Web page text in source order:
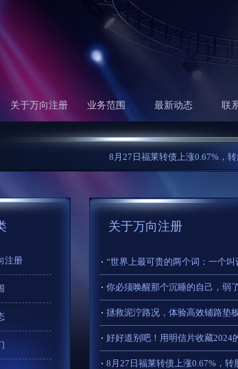
关于万向注册 业务范围 最新动态 联
8月27日福莱转债上涨0.67%，转股
注册
关于万向注册
拯救泥泞路况，体验高效铺路垫
好好道别吧！用明信片收藏2024
8月27日福莱转债上涨0.67%，转